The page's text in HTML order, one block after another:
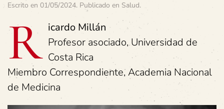
Escrito en 01/05/2024. Publicado en Salud.
R icardo Millán
Profesor asociado, Universidad de
Costa Rica
Miembro Correspondiente, Academia Nacional
de Medicina